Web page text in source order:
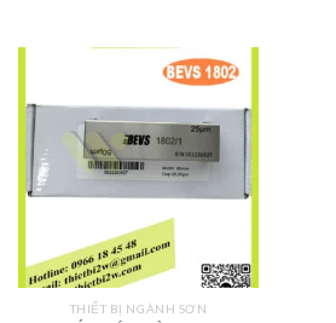
THIẾT BỊ NGÀNH SƠN